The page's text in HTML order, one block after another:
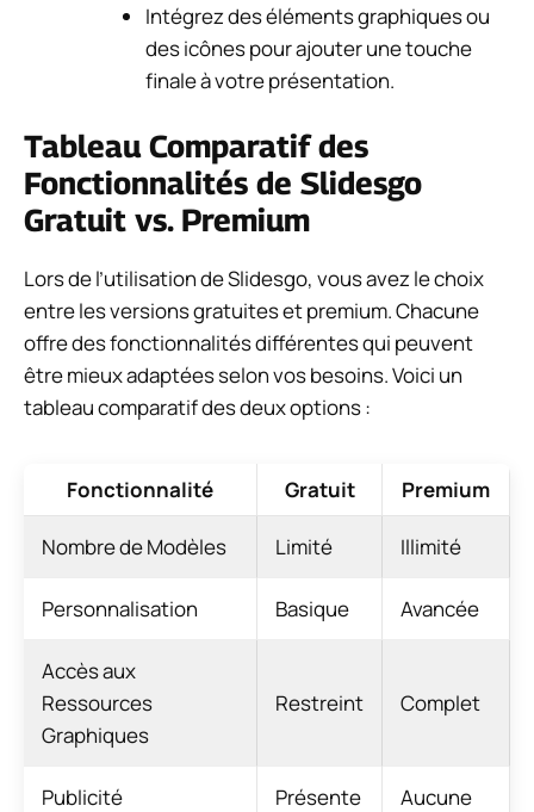
Intégrez des éléments graphiques ou
des icônes pour ajouter une touche
finale à votre présentation.
Tableau Comparatif des
Fonctionnalités de Slidesgo
Gratuit vs. Premium
Lors de l’utilisation de Slidesgo, vous avez le choix
entre les versions gratuites et premium. Chacune
offre des fonctionnalités différentes qui peuvent
être mieux adaptées selon vos besoins. Voici un
tableau comparatif des deux options :
Fonctionnalité Gratuit Premium
Nombre de Modèles Limité Illimité
Personnalisation Basique Avancée
Accès aux
Ressources
Graphiques
Restreint Complet
Publicité Présente Aucune